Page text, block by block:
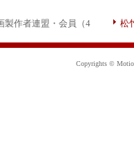
作者連盟・会員（4
松
Copyrights ©